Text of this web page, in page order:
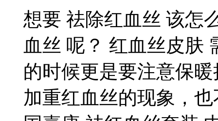
想要 祛除红血丝 该怎
血丝 呢？ 红血丝皮肤
的时候更是要注意保
加重红血丝的现象，